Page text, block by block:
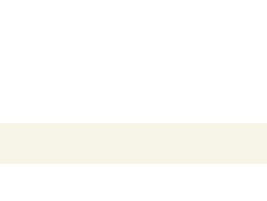
Artenschutz
e.V.
seit 1985 im
– Orscheider